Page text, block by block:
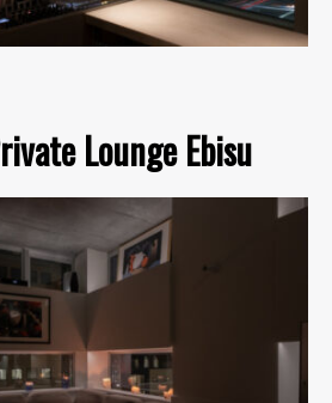
Lounge Ebisu